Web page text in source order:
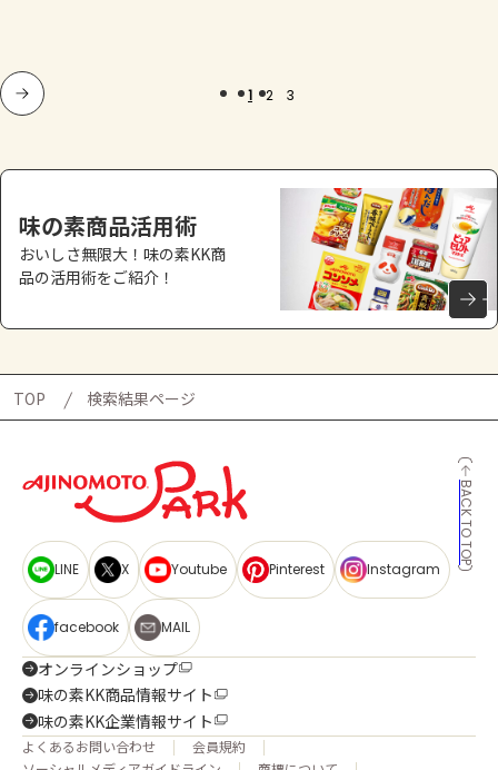
1 2 3
味の素商品活用術
おいしさ無限大！味の素KK商
品の活用術をご紹介！
TOP 検索結果ページ
BACK TO TOP
LINE X Youtube Pinterest Instagram
facebook MAIL
オンラインショップ
味の素KK商品情報サイト
味の素KK企業情報サイト
よくあるお問い合わせ
会員規約